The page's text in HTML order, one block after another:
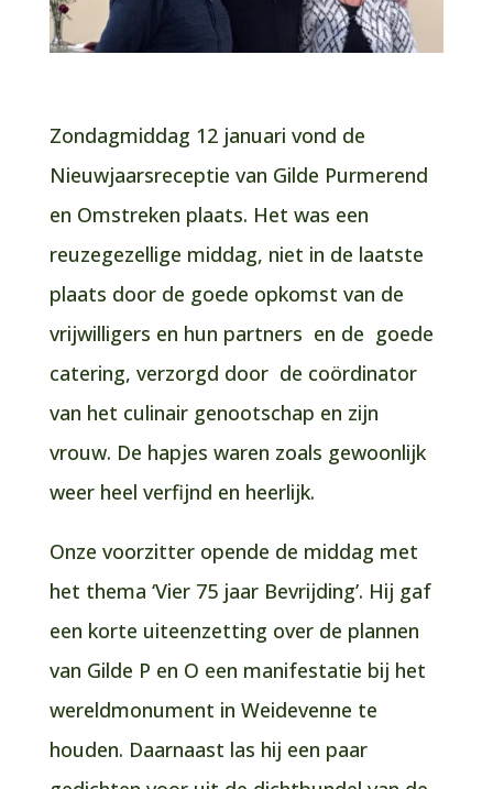
Zondagmiddag 12 januari vond de
Nieuwjaarsreceptie van Gilde Purmerend
en Omstreken plaats. Het was een
reuzegezellige middag, niet in de laatste
plaats door de goede opkomst van de
vrijwilligers en hun partners en de goede
catering, verzorgd door de coördinator
van het culinair genootschap en zijn
vrouw. De hapjes waren zoals gewoonlijk
weer heel verfijnd en heerlijk.
Onze voorzitter opende de middag met
het thema ‘Vier 75 jaar Bevrijding’. Hij gaf
een korte uiteenzetting over de plannen
van Gilde P en O een manifestatie bij het
wereldmonument in Weidevenne te
houden. Daarnaast las hij een paar